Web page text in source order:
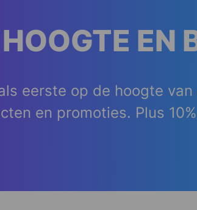
EN
eerste op de hoogte van
en promoties. Plus